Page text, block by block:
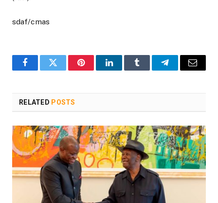
sdaf/cmas
FacebookTwitter PinterestLinkedInTumblr TelegramEmail
RELATED POSTS